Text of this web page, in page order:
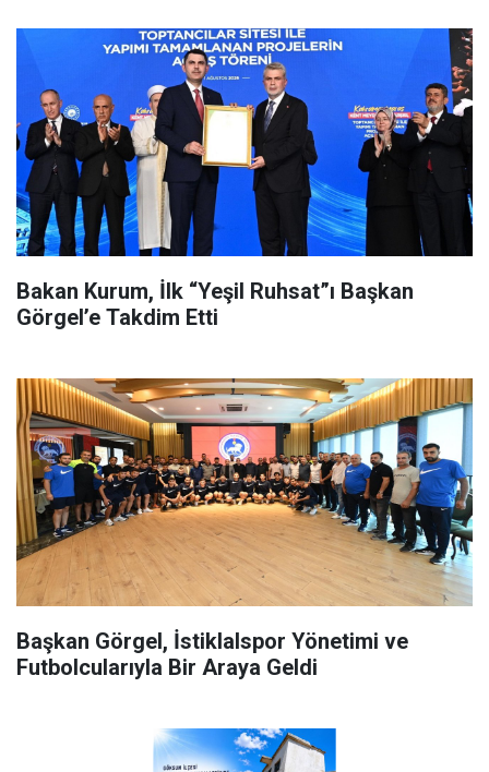
Bakan Kurum, İlk “Yeşil Ruhsat”ı Başkan
Görgel’e Takdim Etti
Başkan Görgel, İstiklalspor Yönetimi ve
Futbolcularıyla Bir Araya Geldi